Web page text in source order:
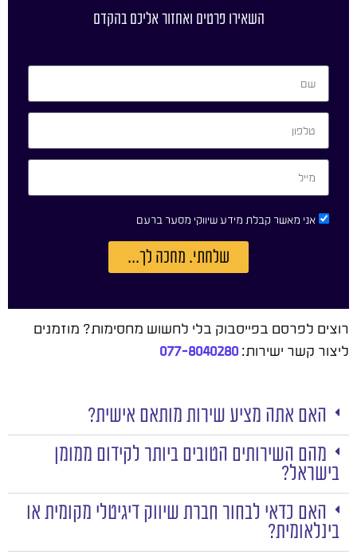
השאירו פרטים ואחזור אליכם בהקדם
אני מאשר קבלת מידע שיווקי מסער ברעם
שלחתי. מחכה לך...
רוצים לפרסם בפייסבוק בלי לחשוש מחסימות? מוזמנים
ליצור קשר ישירות:077-8040280
האם אתה מציע שירות מותאם אישית?
מהם השירותים הטובים ביותר לקידום ממומן
בישראל?
האם כדאי לבחור חברת שיווק דיגיטלי מקומית או
בינלאומית?